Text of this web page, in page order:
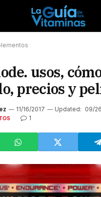
usos,
precios y
11/16/2017 Updated: 09/
1